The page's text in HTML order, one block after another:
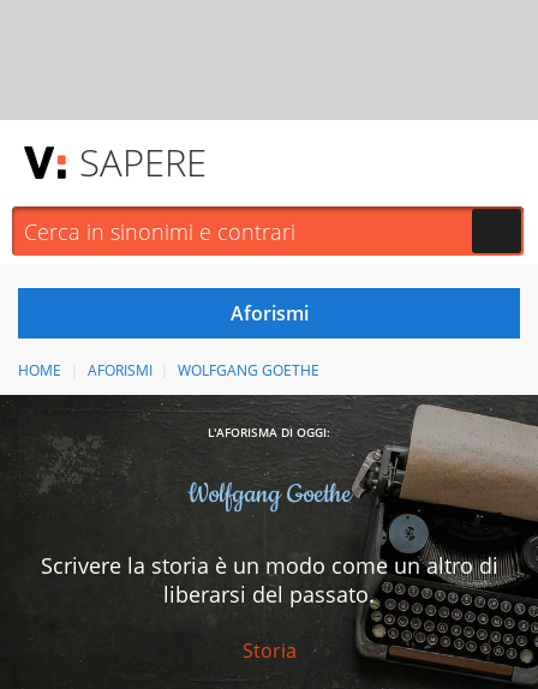
SAPERE
HOME AFORISMI WOLFGANG GOETHE
L'AFORISMA DI OGGI:
Wolfgang Goethe
Scrivere la storia è un modo come un altro di
liberarsi del passato.
Storia